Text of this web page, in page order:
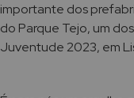
importante dos
do Parque Tejo, um
Juventude 2023, em